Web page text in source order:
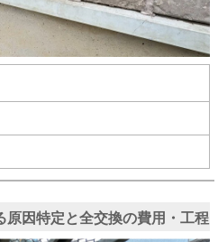
原因特定と全交換の費用・工程